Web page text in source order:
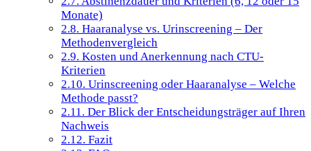
Monate)
2.8. Haaranalyse vs. Urinscreening – Der
Methodenvergleich
2.9. Kosten und Anerkennung nach CTU-
Kriterien
2.10. Urinscreening oder Haaranalyse – Welche
Methode passt?
2.11. Der Blick der Entscheidungsträger auf Ihren
Nachweis
2.12. Fazit